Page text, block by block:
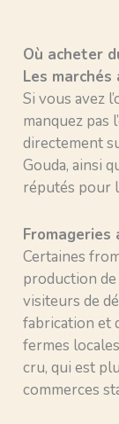
Où acheter
Les marchés
Si vous avez
manquez pas
directement
Gouda, ainsi
réputés pour
Certaines
production
visiteurs de
fabrication et
fermes
cru, qui est
commerces